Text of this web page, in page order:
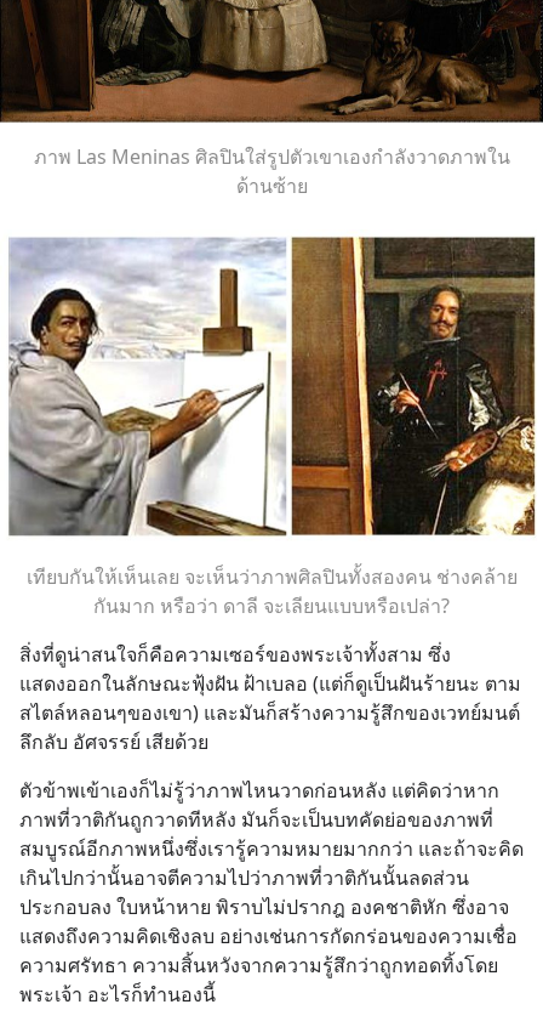
ภาพ Las Meninas ศิลปินใส่รูปตัวเขาเองกำลังวาดภาพใน
ด้านซ้าย
เทียบกันให้เห็นเลย จะเห็นว่าภาพศิลปินทั้งสองคน ช่างคล้าย
กันมาก หรือว่า ดาลี จะเลียนแบบหรือเปล่า?
สิ่งที่ดูน่าสนใจก็คือความเซอร์ของพระเจ้าทั้งสาม ซึ่ง
แสดงออกในลักษณะฟุ้งฝัน ฝ้าเบลอ (แต่ก็ดูเป็นฝันร้ายนะ ตาม
สไตล์หลอนๆของเขา) และมันก็สร้างความรู้สึกของเวทย์มนต์
ลึกลับ อัศจรรย์ เสียด้วย
ตัวข้าพเข้าเองก็ไม่รู้ว่าภาพไหนวาดก่อนหลัง แต่คิดว่าหาก
ภาพที่วาติกันถูกวาดทีหลัง มันก็จะเป็นบทคัดย่อของภาพที่
สมบูรณ์อีกภาพหนึ่งซึ่งเรารู้ความหมายมากกว่า และถ้าจะคิด
เกินไปกว่านั้นอาจตีความไปว่าภาพที่วาติกันนั้นลดส่วน
ประกอบลง ใบหน้าหาย พิราบไม่ปรากฎ องคชาติหัก ซึ่งอาจ
แสดงถึงความคิดเชิงลบ อย่างเช่นการกัดกร่อนของความเชื่อ
ความศรัทธา ความสิ้นหวังจากความรู้สึกว่าถูกทอดทิ้งโดย
พระเจ้า อะไรก็ทำนองนี้